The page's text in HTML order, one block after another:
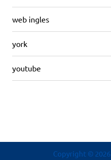
web ingles
york
youtube
Copyright © 2026